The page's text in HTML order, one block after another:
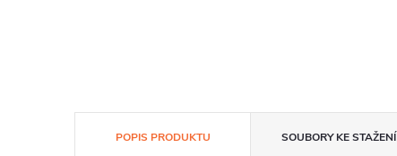
POPIS PRODUKTU SOUBORY KE STAŽENÍ